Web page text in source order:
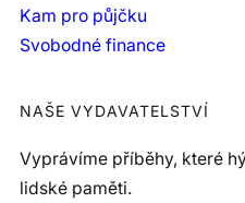
Kam pro půjčku
Svobodné finance
NAŠE VYDAVATELSTVÍ
Vyprávíme příběhy, které
lidské paměti.